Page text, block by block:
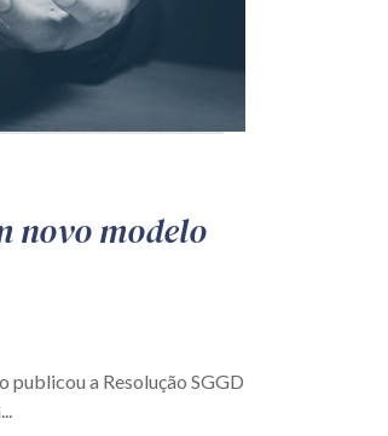
novo modelo
publicou a Resolução SGGD